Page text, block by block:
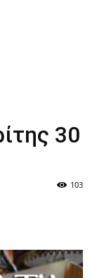
30
103